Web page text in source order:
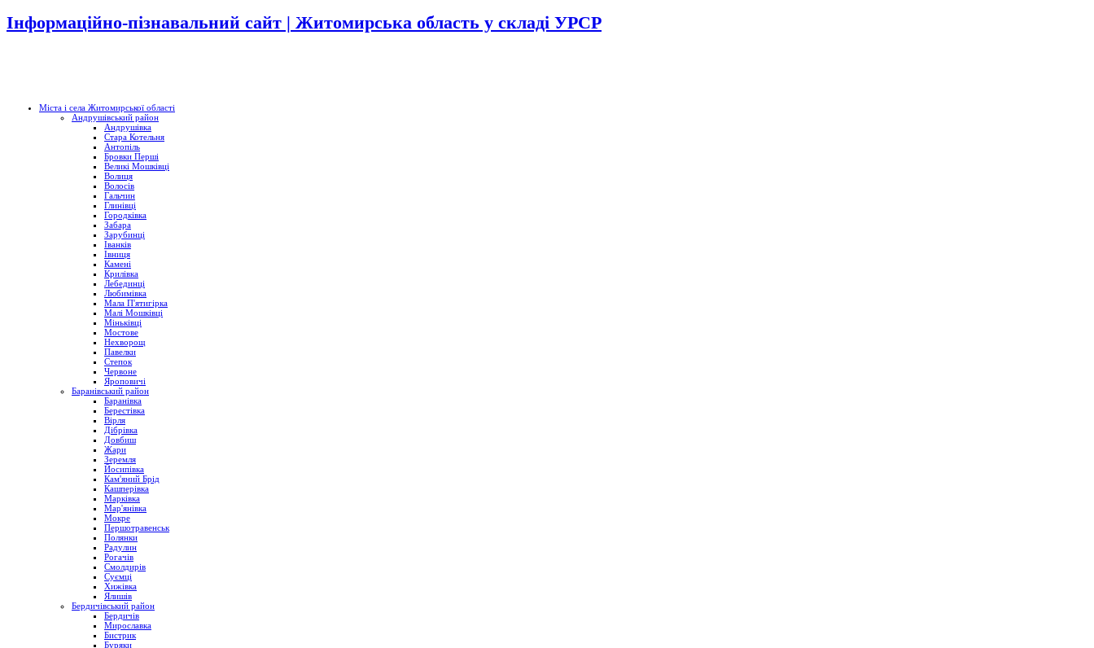
Інформаційно-пізнавальний сайт | Житомирська область у складі УРСР
Міста і села Житомирської області
Андрушівський район
Андрушівка
Стара Котельня
Антопіль
Бровки Перші
Великі Мошківці
Волиця
Волосів
Гальчин
Глинівці
Городківка
Забара
Зарубинці
Іванків
Івниця
Камені
Крилівка
Лебединці
Любимівка
Мала П'ятигірка
Малі Мошківці
Міньківці
Мостове
Нехворощ
Павелки
Степок
Червоне
Яроповичі
Баранівський район
Баранівка
Берестівка
Вірля
Дібрівка
Довбиш
Жари
Зеремля
Йосипівка
Кам'яний Брід
Кашперівка
Марківка
Мар'янівка
Мокре
Першотравенськ
Полянки
Радулин
Рогачів
Смолдирів
Суємці
Хижівка
Ялишів
Бердичівський район
Бердичів
Мирославка
Бистрик
Буряки